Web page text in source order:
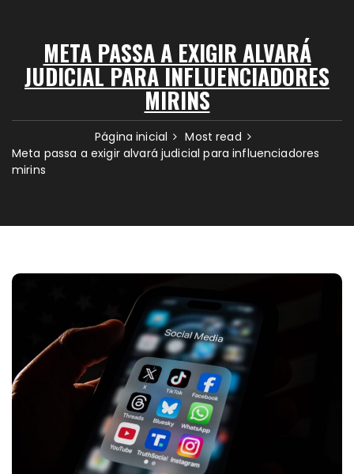
META PASSA A EXIGIR ALVARÁ
JUDICIAL PARA INFLUENCIADORES
MIRINS
Página inicial
Most read
Meta passa a exigir alvará judicial para influenciadores
mirins